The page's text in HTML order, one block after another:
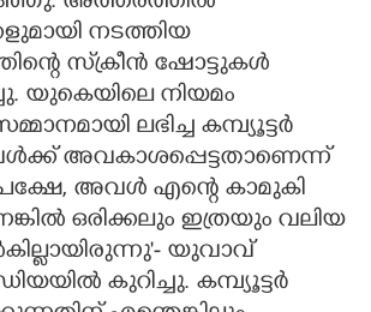
നടത്തിയ
സ്‌ക്രീൻ ഷോട്ടുകൾ
യുകെയിലെ നിയമം
ലഭിച്ച കമ്പ്യൂട്ടർ
അവകാശപ്പെട്ടതാണെന്ന്
അവൾ എന്റെ കാമുകി
ഒരിക്കലും ഇത്രയും വലിയ
യുവാവ്
കുറിച്ചു. കമ്പ്യൂട്ടർ